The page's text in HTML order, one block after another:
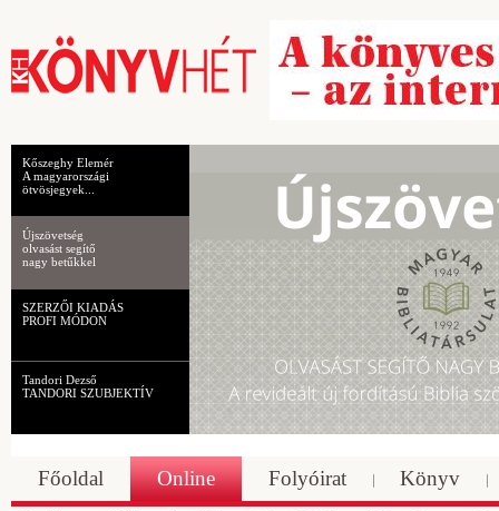
Kőszeghy Elemér
A magyarországi
ötvösjegyek...
Újszövetség
olvasást segítő
nagy betűkkel
SZERZŐI KIADÁS
PROFI MÓDON
Tandori Dezső
TANDORI SZUBJEKTÍV
Főoldal Online Folyóirat Könyv